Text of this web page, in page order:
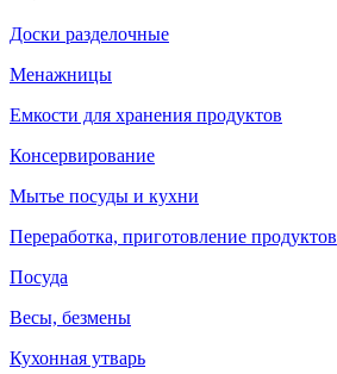
Доски разделочные
Менажницы
Емкости для хранения продуктов
Консервирование
Мытье посуды и кухни
Переработка, приготовление продуктов
Посуда
Весы, безмены
Кухонная утварь